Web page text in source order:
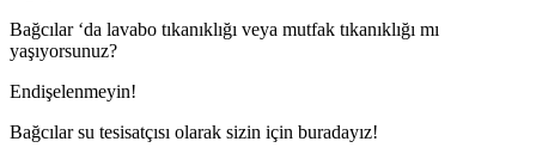
Bağcılar ‘da lavabo tıkanıklığı veya mutfak tıkanıklığı mı
yaşıyorsunuz?
Endişelenmeyin!
Bağcılar su tesisatçısı olarak sizin için buradayız!